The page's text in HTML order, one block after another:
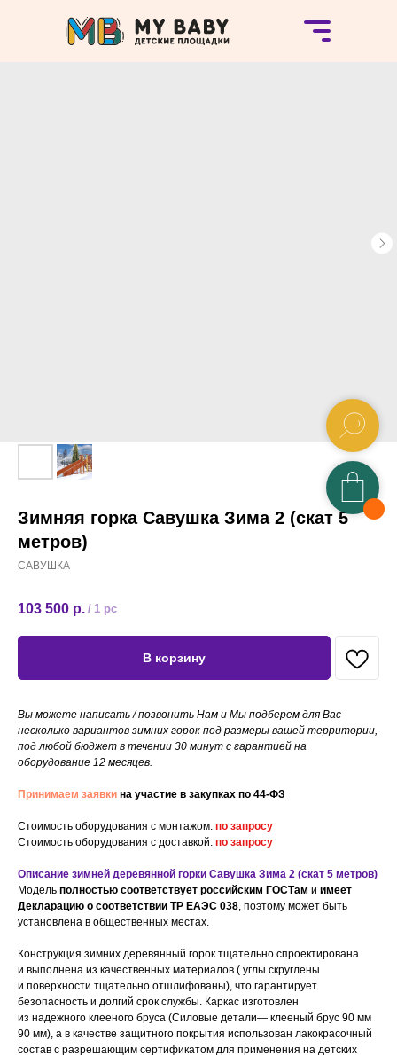
Зимняя горка Савушка Зима 2 (скат 5
метров)
САВУШКА
103 500 р. / 1 pc
В корзину
Вы можете написать / позвонить Нам и Мы подберем для Вас
несколько вариантов зимних горок под размеры вашей территории,
под любой бюджет в течении 30 минут с гарантией на
оборудование 12 месяцев.
Принимаем заявки на участие в закупках по 44-ФЗ
Стоимость оборудования с монтажом: по запросу
Стоимость оборудования с доставкой: по запросу
Описание зимней деревянной горки Савушка Зима 2 (скат 5 метров)
Модель полностью соответствует российским ГОСТам и имеет
Декларацию о соответствии ТР ЕАЭС 038, поэтому может быть
установлена в общественных местах.
Конструкция зимних деревянный горок тщательно спроектирована
и выполнена из качественных материалов ( углы скруглены
и поверхности тщательно отшлифованы), что гарантирует
безопасность и долгий срок службы. Каркас изготовлен
из надежного клееного бруса (Силовые детали— клееный брус 90 мм
90 мм), а в качестве защитного покрытия использован лакокрасочный
состав с разрешающим сертификатом для применения на детских